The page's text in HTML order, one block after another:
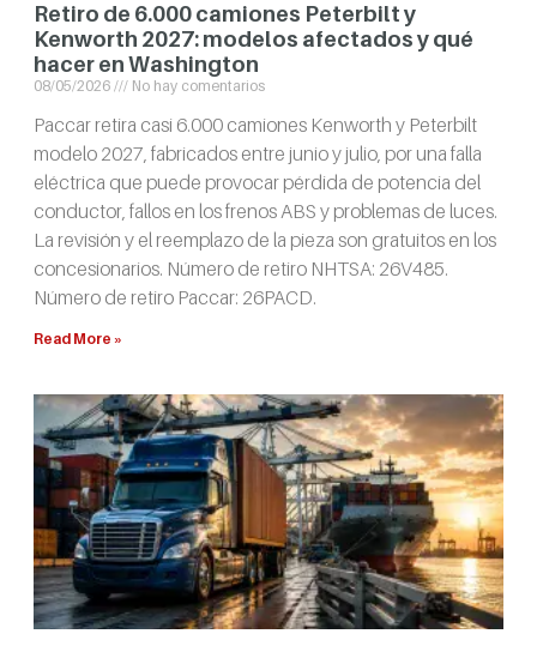
Retiro de 6.000 camiones Peterbilt y
Kenworth 2027: modelos afectados y qué
hacer en Washington
08/05/2026 No hay comentarios
Paccar retira casi 6.000 camiones Kenworth y Peterbilt
modelo 2027, fabricados entre junio y julio, por una falla
eléctrica que puede provocar pérdida de potencia del
conductor, fallos en los frenos ABS y problemas de luces.
La revisión y el reemplazo de la pieza son gratuitos en los
concesionarios. Número de retiro NHTSA: 26V485.
Número de retiro Paccar: 26PACD.
Read More »